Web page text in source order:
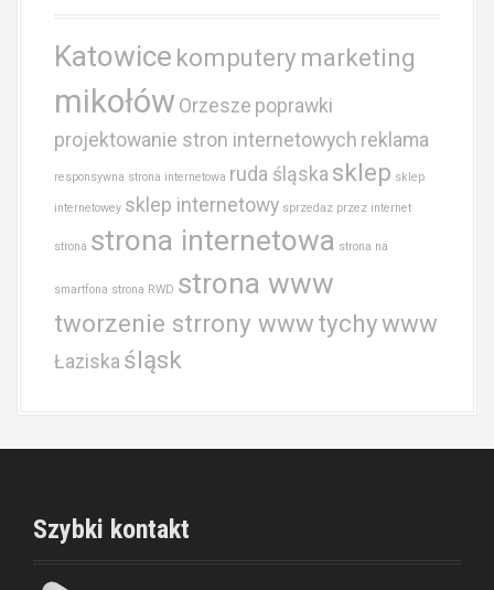
Katowice komputery marketing
mikołów Orzesze poprawki
projektowanie stron internetowych reklama
responsywna strona internetowa ruda śląska sklep sklep
internetowey sklep internetowy sprzedaz przez internet
strona strona internetowa strona na
smartfona strona RWD strona www
tworzenie strrony wwwtychywww
Łaziska śląsk
Szybki kontakt